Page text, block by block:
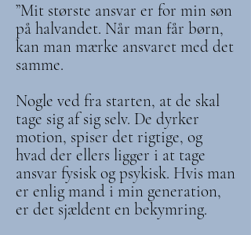
”Mit største ansvar er for min søn
på halvandet. Når man får børn,
kan man mærke ansvaret med det
samme.
Nogle ved fra starten, at de skal
tage sig af sig selv. De dyrker
motion, spiser det rigtige, og
hvad der ellers ligger i at tage
ansvar fysisk og psykisk. Hvis man
er enlig mand i min generation,
er det sjældent en bekymring.